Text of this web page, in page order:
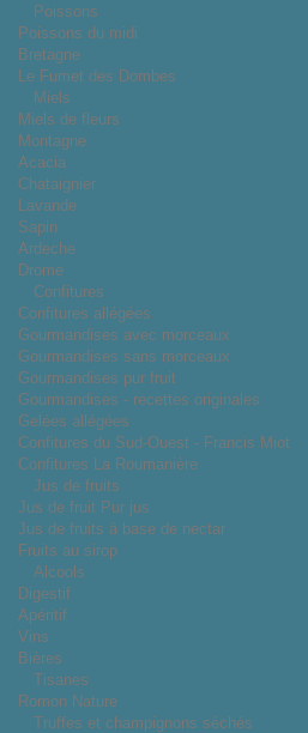
Poissons
Poissons du midi
Bretagne
Le Fumet des Dombes
Miels
Miels de fleurs
Montagne
Acacia
Chataignier
Lavande
Sapin
Ardeche
Drome
Confitures
Confitures allégées
Gourmandises avec morceaux
Gourmandises sans morceaux
Gourmandises pur fruit
Gourmandises - recettes originales
Gelées allégées
Confitures du Sud-Ouest - Francis Miot
Confitures La Roumanière
Jus de fruits
Jus de fruit Pur jus
Jus de fruits à base de nectar
Fruits au sirop
Alcools
Digestif
Apéritif
Vins
Bières
Tisanes
Romon Nature
Truffes et champignons séchés